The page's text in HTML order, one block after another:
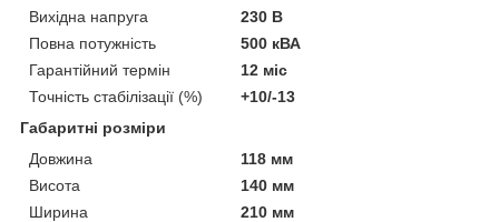
Вихідна напруга
230 В
Повна потужність
500 кВА
Гарантійний термін
12 міс
Точність стабілізації (%)
+10/-13
Габаритні розміри
Довжина
118 мм
Висота
140 мм
Ширина
210 мм